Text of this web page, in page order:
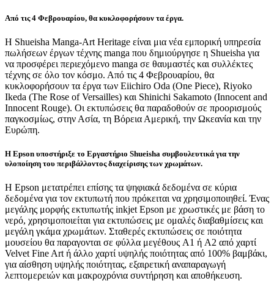
Από τις 4 Φεβρουαρίου, θα κυκλοφορήσουν τα έργα.
Η Shueisha Manga-Art Heritage είναι μια νέα εμπορική υπηρεσία
πωλήσεων έργων τέχνης manga που δημιούργησε η Shueisha για
να προσφέρει περιεχόμενο manga σε θαυμαστές και συλλέκτες
τέχνης σε όλο τον κόσμο. Από τις 4 Φεβρουαρίου, θα
κυκλοφορήσουν τα έργα των Eiichiro Oda (One Piece), Riyoko
Ikeda (The Rose of Versailles) και Shinichi Sakamoto (Innocent and
Innocent Rouge). Οι εκτυπώσεις θα παραδοθούν σε προορισμούς
παγκοσμίως, στην Ασία, τη Βόρεια Αμερική, την Ωκεανία και την
Ευρώπη.
Η Epson υποστήριξε το Εργαστήριο Shueisha συμβουλευτικά για την
υλοποίηση του περιβάλλοντος διαχείρισης των χρωμάτων.
Η Epson μετατρέπει επίσης τα ψηφιακά δεδομένα σε κύρια
δεδομένα για τον εκτυπωτή που πρόκειται να χρησιμοποιηθεί. Ένας
μεγάλης μορφής εκτυπωτής inkjet Epson με χρωστικές με βάση το
νερό, χρησιμοποιείται για εκτυπώσεις με ομαλές διαβαθμίσεις και
μεγάλη γκάμα χρωμάτων. Σταθερές εκτυπώσεις σε ποιότητα
μουσείου θα παραγονται σε φύλλα μεγέθους A1 ή A2 από χαρτί
Velvet Fine Art ή άλλο χαρτί υψηλής ποιότητας από 100% βαμβάκι,
για αίσθηση υψηλής ποιότητας, εξαιρετική αναπαραγωγή
λεπτομερειών και μακροχρόνια συντήρηση και αποθήκευση.